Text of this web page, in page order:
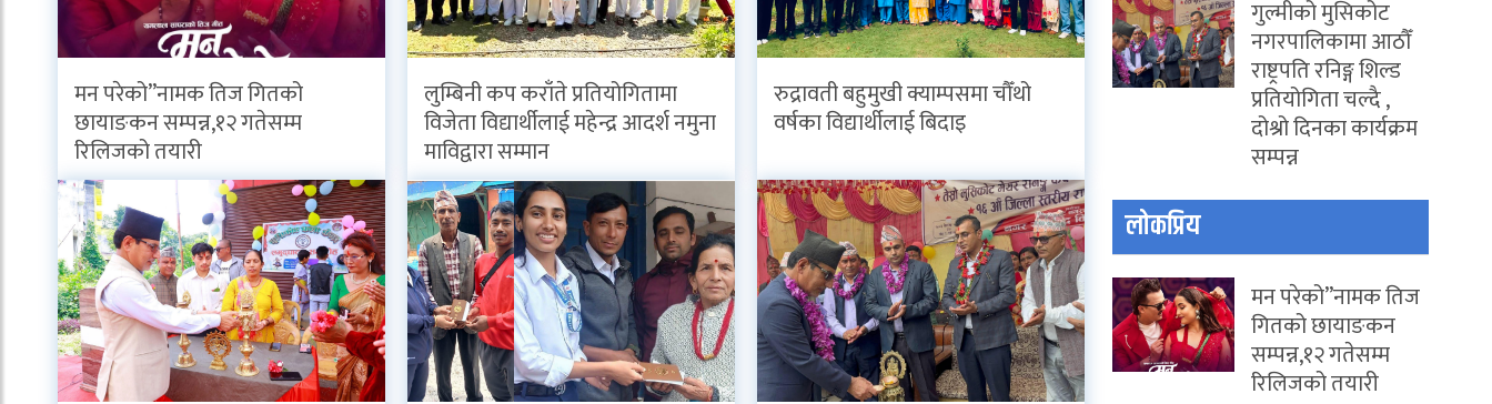
मन परेको”नामक तिज गितको
छायाङकन सम्पन्न,१२ गतेसम्म
रिलिजको तयारी
लुम्बिनी कप कराँते प्रतियोगितामा
विजेता विद्यार्थीलाई महेन्द्र आदर्श नमुना
माविद्वारा सम्मान
रुद्रावती बहुमुखी क्याम्पसमा चौँथो
वर्षका विद्यार्थीलाई बिदाइ
गुल्मीको मुसिकोट
नगरपालिकामा आठौँ
राष्ट्रपति रनिङ्ग शिल्ड
प्रतियोगिता चल्दै ,
दोश्रो दिनका कार्यक्रम
सम्पन्न
लोकप्रिय
मन परेको”नामक तिज
गितको छायाङकन
सम्पन्न,१२ गतेसम्म
रिलिजको तयारी